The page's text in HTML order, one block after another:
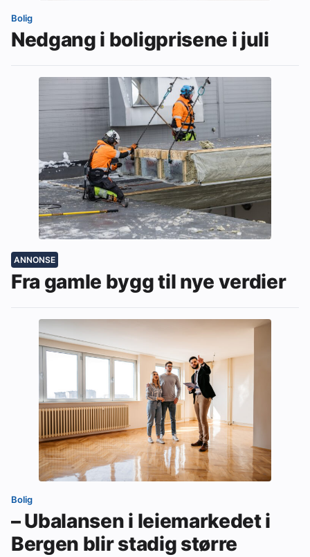
Bolig
Nedgang i boligprisene i juli
ANNONSE
Fra gamle bygg til nye verdier
Bolig
– Ubalansen i leiemarkedet i
Bergen blir stadig større